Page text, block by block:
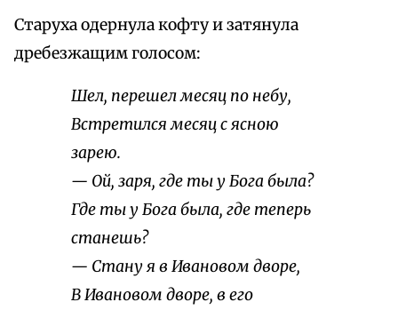
Старуха одернула кофту и затянула
дребезжащим голосом:
Шел, перешел месяц по небу,
Встретился месяц с ясною
зарею.
— Ой, заря, где ты у Бога была?
Где ты у Бога была, где теперь
станешь?
— Стану я в Ивановом дворе,
В Ивановом дворе, в его